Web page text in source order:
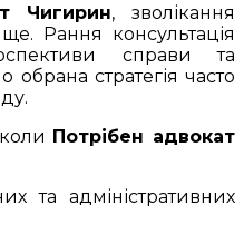
Чигирин, зволікання
Рання консультація
справи та
стратегія часто
Потрібен адвокат
та адміністративних